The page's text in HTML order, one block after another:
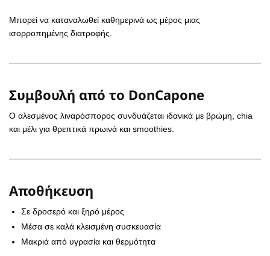
Μπορεί να καταναλωθεί καθημερινά ως μέρος μιας
ισορροπημένης διατροφής.
Συμβουλή από το DonCapone
Ο αλεσμένος λιναρόσπορος συνδυάζεται ιδανικά με βρώμη, chia
και μέλι για θρεπτικά πρωινά και smoothies.
Αποθήκευση
Σε δροσερό και ξηρό μέρος
Μέσα σε καλά κλεισμένη συσκευασία
Μακριά από υγρασία και θερμότητα